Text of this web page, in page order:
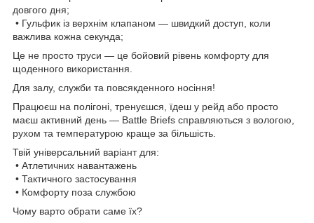
довгого дня;
• Гульфик із верхнім клапаном — швидкий доступ, коли
важлива кожна секунда;
Це не просто труси — це бойовий рівень комфорту для
щоденного використання.
Для залу, служби та повсякденного носіння!
Працюєш на полігоні, тренуєшся, їдеш у рейд або просто
маєш активний день — Battle Briefs справляються з вологою,
рухом та температурою краще за більшість.
Твій універсальний варіант для:
• Атлетичних навантажень
• Тактичного застосування
• Комфорту поза службою
Чому варто обрати саме їх?